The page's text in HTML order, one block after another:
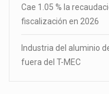
Cae 1.05 % la
fiscalización en 2026
Industria del aluminio
fuera del T-MEC